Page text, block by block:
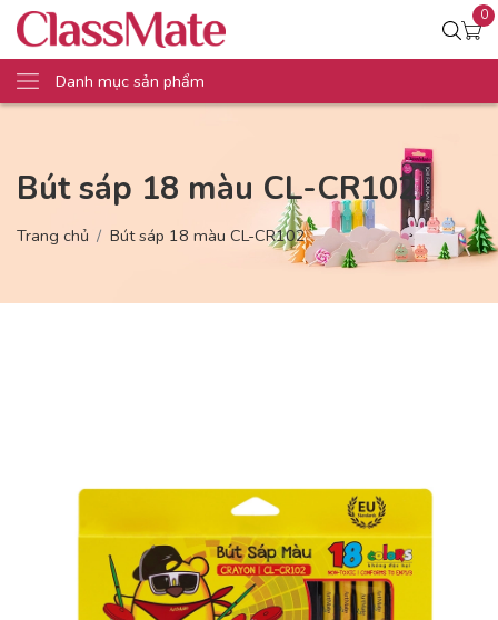
0
Danh mục sản phẩm
Bút sáp 18 màu CL-CR102
Trang chủ Bút sáp 18 màu CL-CR102